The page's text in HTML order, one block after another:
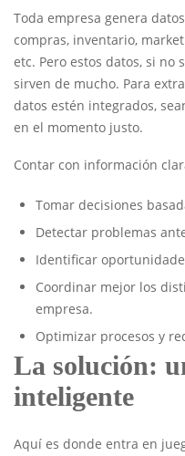
Toda empresa genera
compras, inventario,
etc. Pero estos datos, si no
sirven de mucho. Para
datos estén integrados,
en el momento justo.
Contar con información
Tomar decisiones
Detectar problemas
Identificar
Coordinar mejor los
empresa.
Optimizar procesos y
La solución:
inteligente
Aquí es donde entra en